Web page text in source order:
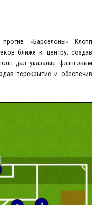
«Барселоны» Клопп
ближе к центру, создав
дал указание фланговым
перекрытие и обеспечив